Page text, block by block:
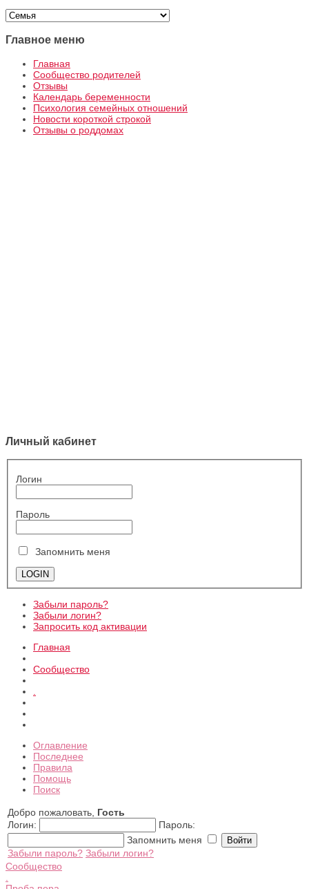
Главное меню
Главная
Сообщество родителей
Отзывы
Календарь беременности
Психология семейных отношений
Новости короткой строкой
Отзывы о роддомах
Личный кабинет
Логин
Пароль
Запомнить меня
Забыли пароль?
Забыли логин?
Запросить код активации
Главная
Сообщество
Оглавление
Последнее
Правила
Помощь
Поиск
Добро пожаловать, Гость
Логин:
Пароль:
Запомнить меня
Забыли пароль? Забыли логин?
Сообщество